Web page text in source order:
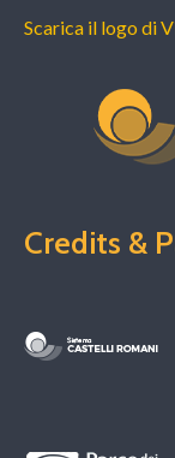
Scarica il logo di
Credits &